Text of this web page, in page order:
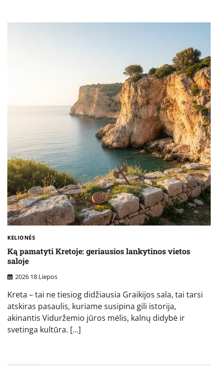
KELIONĖS
Ką pamatyti Kretoje: geriausios lankytinos vietos
saloje
2026 18 Liepos
Kreta – tai ne tiesiog didžiausia Graikijos sala, tai tarsi
atskiras pasaulis, kuriame susipina gili istorija,
akinantis Viduržemio jūros mėlis, kalnų didybė ir
svetinga kultūra. […]